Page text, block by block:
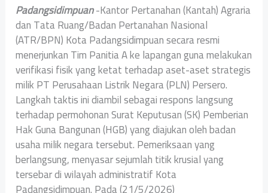
Padangsidimpuan-Kantor Pertanahan (Kantah) Agraria
dan Tata Ruang/Badan Pertanahan Nasional
(ATR/BPN) Kota Padangsidimpuan secara resmi
menerjunkan Tim Panitia A ke lapangan guna melakukan
verifikasi fisik yang ketat terhadap aset-aset strategis
milik PT Perusahaan Listrik Negara (PLN) Persero.
Langkah taktis ini diambil sebagai respons langsung
terhadap permohonan Surat Keputusan (SK) Pemberian
Hak Guna Bangunan (HGB) yang diajukan oleh badan
usaha milik negara tersebut. Pemeriksaan yang
berlangsung, menyasar sejumlah titik krusial yang
tersebar di wilayah administratif Kota